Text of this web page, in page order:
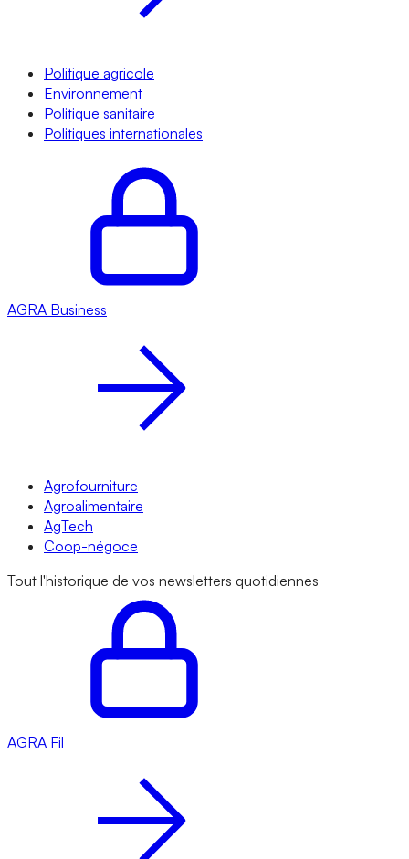
Politique agricole
Environnement
Politique sanitaire
Politiques internationales
AGRA Business
Agrofourniture
Agroalimentaire
AgTech
Coop-négoce
Tout l'historique de vos newsletters quotidiennes
AGRA Fil